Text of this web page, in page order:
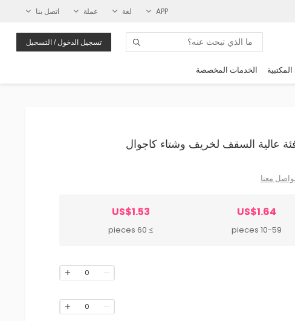
APP لغة عملة اتصل بنا
تسجيل الدخول / التسجيل
الخدمات المخصصة
معنا
US$1.64
10-59 pieces
US$1.53
≥ 60 pieces
0
0